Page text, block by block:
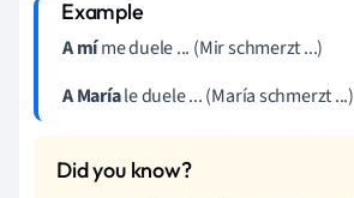
A míme duele ... (Mir schmerzt ...)
A Maríale duele ... (María schmerzt ...)